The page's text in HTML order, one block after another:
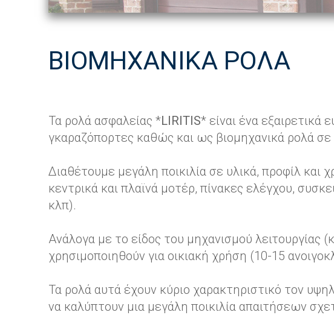
ΒΙΟΜΗΧΑΝΙΚΑ ΡΟΛΑ
Τα ρολά ασφαλείας *LIRITIS* είναι ένα εξαιρετικά
γκαραζόπορτες καθώς και ως βιομηχανικά ρολά
Διαθέτουμε μεγάλη ποικιλία σε υλικά, προφίλ
κεντρικά και πλαϊνά μοτέρ, πίνακες ελέγχου,
κλπ).
Ανάλογα με το είδος του μηχανισμού λειτουργίας
χρησιμοποιηθούν για οικιακή χρήση (10-15
Τα ρολά αυτά έχουν κύριο χαρακτηριστικό τον
να καλύπτουν μια μεγάλη ποικιλία απαιτήσεων